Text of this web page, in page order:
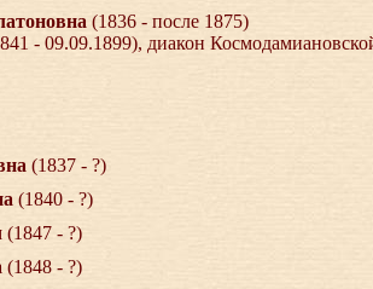
(1836 - после 1875)
- 09.09.1899), диакон
(1837 - ?)
(1840 - ?)
(1847 - ?)
(1848 - ?)